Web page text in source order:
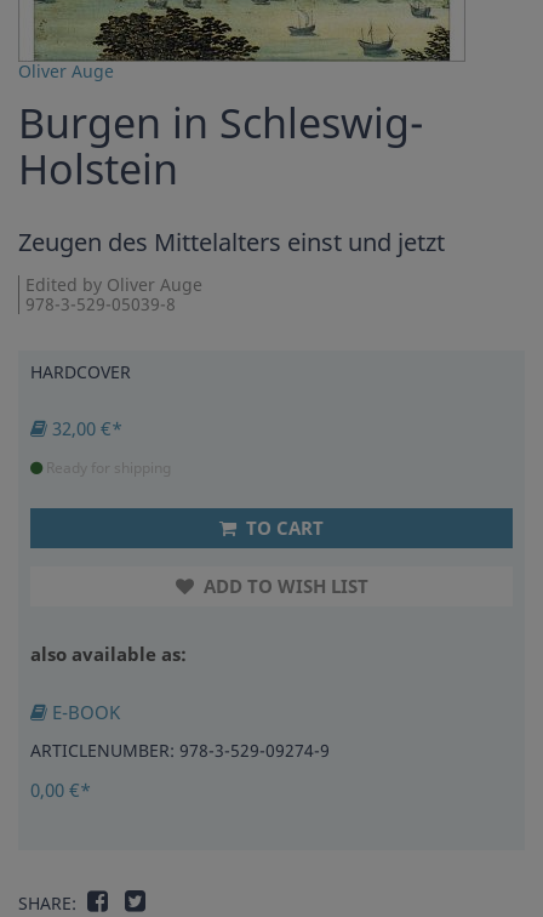
Oliver Auge
Burgen in Schleswig-
Holstein
Zeugen des Mittelalters einst und jetzt
Edited by Oliver Auge
978-3-529-05039-8
HARDCOVER
32,00 €*
Ready for shipping
TO CART
ADD TO WISH LIST
also available as:
E-BOOK
ARTICLENUMBER: 978-3-529-09274-9
0,00 €*
SHARE: